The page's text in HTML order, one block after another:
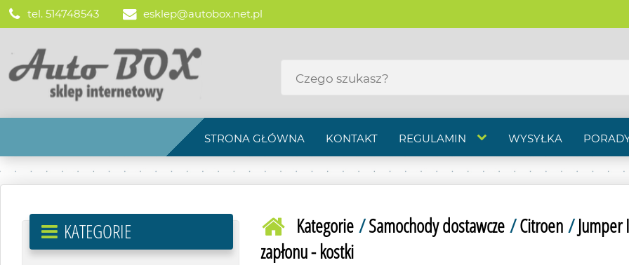
tel. 514748543 esklep@autobox.net.pl
STRONA GŁÓWNA KONTAKT REGULAMIN WYSYŁKA
KATEGORIE Kategorie/Samochody dostawcze/Citroen/
zapłonu - kostki